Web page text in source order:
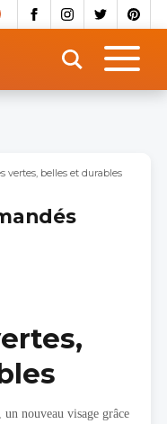
vertes, belles et durables
nouveau visage grâce